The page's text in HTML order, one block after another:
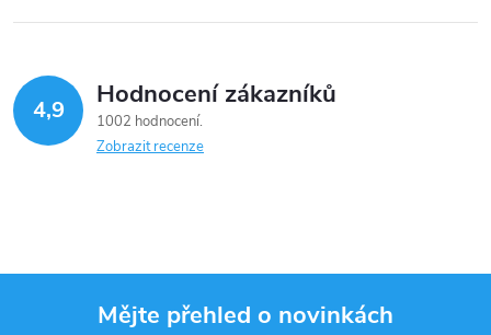
4,9 Hodnocení zákazníků
1002 hodnocení
Zobrazit recenze
Mějte přehled o novinkách